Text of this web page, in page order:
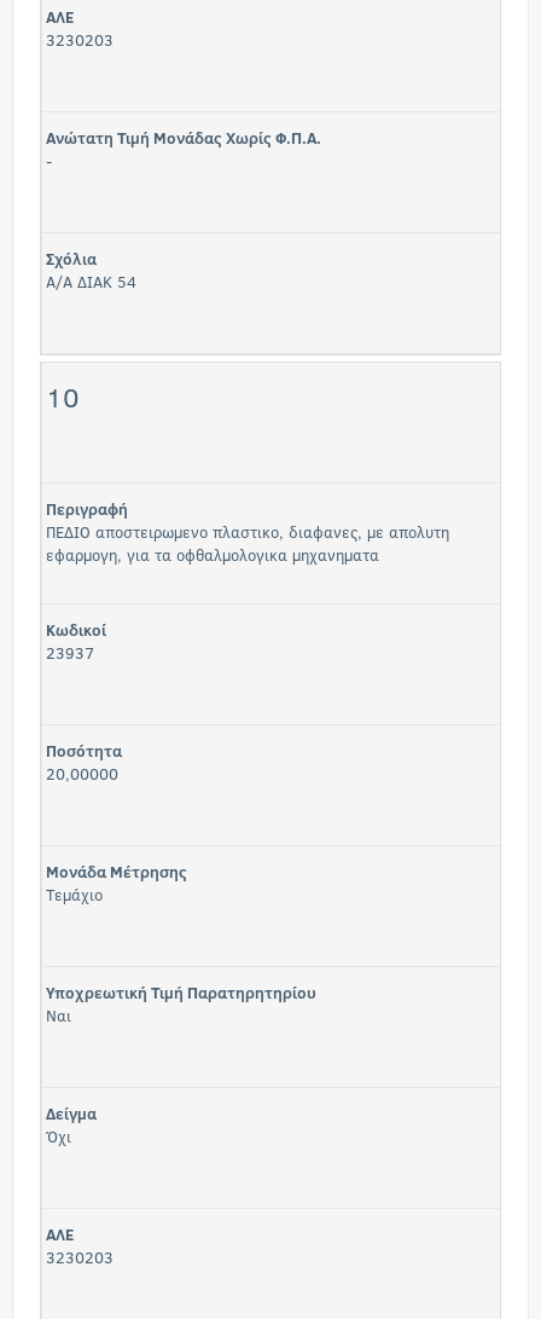
ΑΛΕ
3230203
Ανώτατη Τιμή Μονάδας Χωρίς Φ.Π.Α.
-
Σχόλια
Α/Α ΔΙΑΚ 54
10
Περιγραφή
ΠΕΔΙΟ αποστειρωμενο πλαστικο, διαφανες, με απολυτη
εφαρμογη, για τα οφθαλμολογικα μηχανηματα
Κωδικοί
23937
Ποσότητα
20,00000
Μονάδα Μέτρησης
Τεμάχιο
Υποχρεωτική Τιμή Παρατηρητηρίου
Ναι
Δείγμα
Όχι
ΑΛΕ
3230203